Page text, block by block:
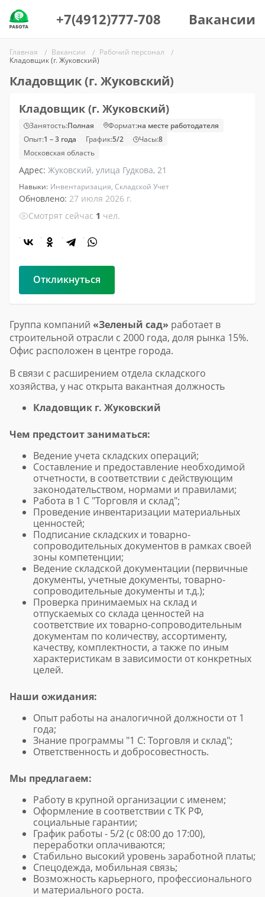
+7(4912)777-708 Вакансии
Главная Вакансии
Рабочий персонал
Кладовщик (г. Жуковский)
Кладовщик (г. Жуковский)
Кладовщик (г. Жуковский)
Занятость:Полная Формат:на месте работодателя
Опыт:1 – 3 года График:5/2 Часы:8
Московская область
Адрес: Жуковский, улица Гудкова, 21
Навыки: Инвентаризация, Складской Учет
Обновлено: 27 июля 2026 г.
Смотрят сейчас 1 чел.
Откликнуться
Группа компаний «Зеленый сад» работает в
строительной отрасли с 2000 года, доля рынка 15%.
Офис расположен в центре города.
В связи с расширением отдела складского
хозяйства, у нас открыта вакантная должность
Кладовщик г. Жуковский
Чем предстоит заниматься:
Ведение учета складских операций;
Составление и предоставление необходимой
отчетности, в соответствии с действующим
законодательством, нормами и правилами;
Работа в 1 С "Торговля и склад";
Проведение инвентаризации материальных
ценностей;
Подписание складских и товарно-
сопроводительных документов в рамках своей
зоны компетенции;
Ведение складской документации (первичные
документы, учетные документы, товарно-
сопроводительные документы и т.д.);
Проверка принимаемых на склад и
отпускаемых со склада ценностей на
соответствие их товарно-сопроводительным
документам по количеству, ассортименту,
качеству, комплектности, а также по иным
характеристикам в зависимости от конкретных
целей.
Наши ожидания:
Опыт работы на аналогичной должности от 1
года;
Знание программы "1 С: Торговля и склад";
Ответственность и добросовестность.
Мы предлагаем:
Работу в крупной организации с именем;
Оформление в соответствии с ТК РФ,
социальные гарантии;
График работы - 5/2 (с 08:00 до 17:00),
переработки оплачиваются;
Стабильно высокий уровень заработной платы;
Спецодежда, мобильная связь;
Возможность карьерного, профессионального
и материального роста.